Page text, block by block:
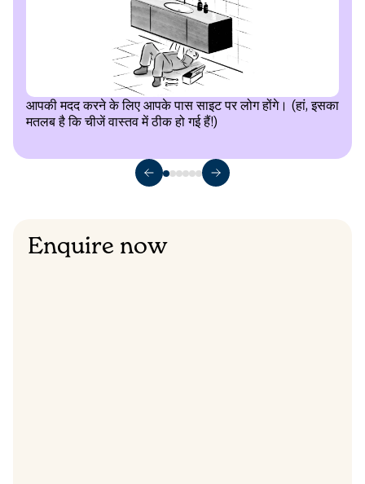
आपकी मदद करने के लिए आपके पास साइट पर लोग होंगे। (हां, इसका
मतलब है कि चीजें वास्तव में ठीक हो गई हैं!)
Enquire now